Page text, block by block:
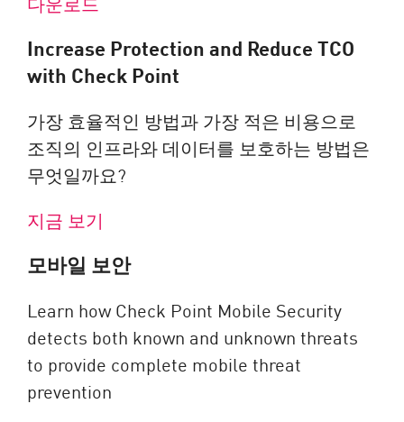
Increase Protection and Reduce TCO
with Check Point
가장 효율적인 방법과 가장 적은 비용으로
조직의 인프라와 데이터를 보호하는 방법은
무엇일까요?
지금 보기
모바일 보안
Learn how Check Point Mobile Security
detects both known and unknown threats
to provide complete mobile threat
prevention